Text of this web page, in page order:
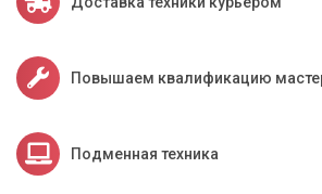
Повышаем квалификацию
Подменная техника